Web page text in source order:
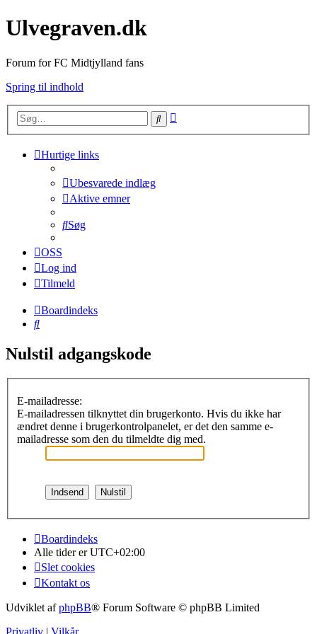
Ulvegraven.dk
Forum for FC Midtjylland fans
Spring til indhold
Søg
Hurtige links
Ubesvarede indlæg
Aktive emner
Søg
OSS
Log ind
Tilmeld
Boardindeks
Søg
Nulstil adgangskode
E-mailadresse:
E-mailadressen tilknyttet din brugerkonto. Hvis du ikke har
ændret denne i brugerkontrolpanelet, er det den samme e-
mailadresse som den du tilmeldte dig med.
Boardindeks
Alle tider erUTC+02:00
Slet cookies
Kontakt os
Udviklet afphpBB® Forum Software © phpBB Limited
Privatliv | Vilkår